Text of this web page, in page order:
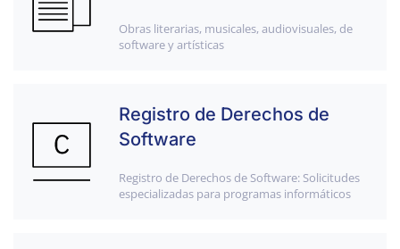
Obras literarias, musicales, audiovisuales, de
software y artísticas
Registro de Derechos de
Software
Registro de Derechos de Software: Solicitudes
especializadas para programas informáticos